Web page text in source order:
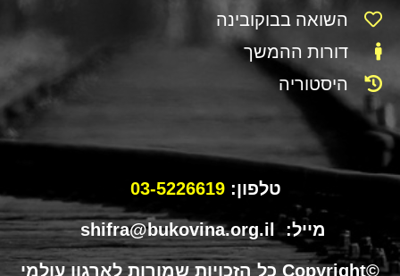
השואה בבוקובינה
דורות ההמשך
היסטוריה
טלפון:03-5226619
מייל: shifra@bukovina.org.il
©Copyright כל הזכויות שמורות לארגון עולמי